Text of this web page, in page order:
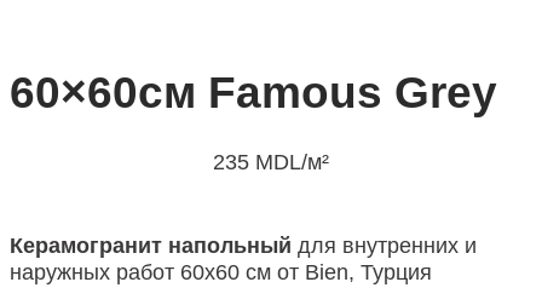
60×60см Famous Grey
235 MDL/м²
Керамогранит напольный для внутренних и
наружных работ 60х60 см от Bien, Турция